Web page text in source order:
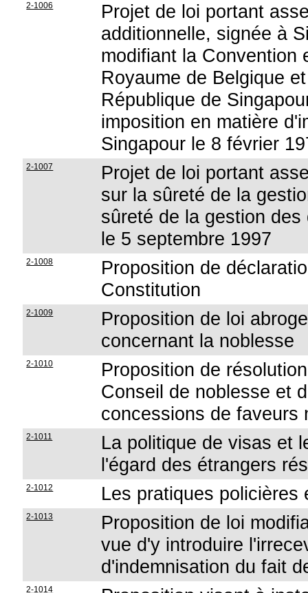
2-1006
Projet de loi portant
additionnelle, signée à
modifiant la Convention
Royaume de Belgique
République de
imposition en matière
Singapour le 8 février
2-1007
Projet de loi portant
sur la sûreté de la
sûreté de la gestion
le 5 septembre 1997
2-1008
Proposition de
Constitution
2-1009
Proposition de loi
concernant la noblesse
2-1010
Proposition de
Conseil de noblesse et
concessions de faveurs
2-1011
La politique de visas et
l'égard des étrangers
2-1012 Les pratiques policières
2-1013
Proposition de loi
vue d'y introduire
d'indemnisation du fait
2-1014